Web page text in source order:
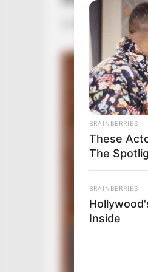
Szerző June 3,
BRAINBERRIES
These
The
BRAINBERRIES
Inside
HABERION
Feeds